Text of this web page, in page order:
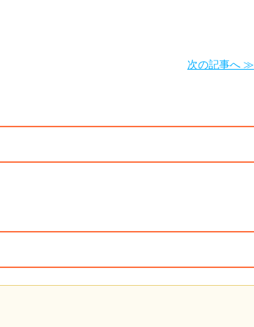
次の記事へ ≫